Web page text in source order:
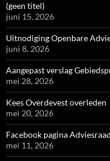
(geen titel)
juni 15, 2026
Uitnodiging Openbare
juni 8, 2026
Aangepast verslag
mei 28, 2026
Kees Overdevest overleden
mei 20, 2026
Facebook pagina
mei 11, 2026